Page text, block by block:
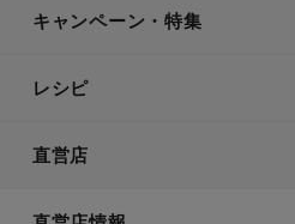
キャンペーン・特集
レシピ
直営店